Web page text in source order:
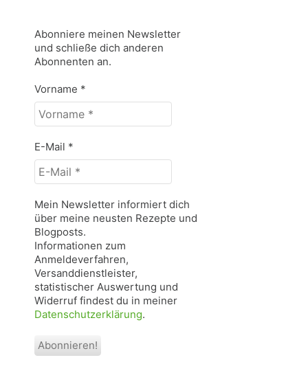
Abonniere meinen Newsletter
und schließe dich anderen
Abonnenten an.
Vorname *
E-Mail *
Mein Newsletter informiert dich
über meine neusten Rezepte und
Blogposts.
Informationen zum
Anmeldeverfahren,
Versanddienstleister,
statistischer Auswertung und
Widerruf findest du in meiner
Datenschutzerklärung.